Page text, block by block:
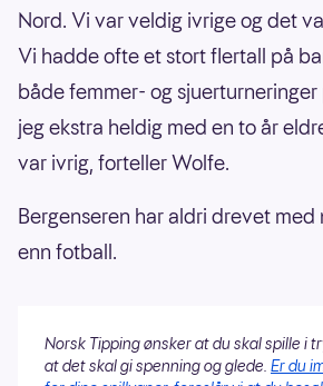
Nord. Vi var veldig ivrige og det
Vi hadde ofte et stort flertall på
både femmer- og
jeg ekstra heldig med en to år
var ivrig, forteller Wolfe.
Bergenseren har aldri drevet
enn fotball.
Norsk Tipping ønsker at du skal spille i
at det skal gi spenning og glede. Er du